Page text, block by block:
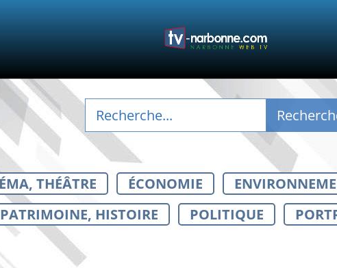
THÉÂTRE ÉCONOMIE
PATRIMOINE, HISTOIRE POLITIQUE